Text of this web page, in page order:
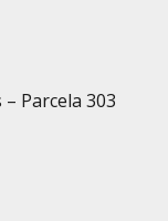
Parcela 303